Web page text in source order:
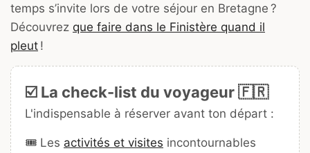
temps s’invite lors de votre séjour en Bretagne ?
Découvrez que faire dans le Finistère quand il
pleut !
☑️ La check-list du voyageur 🇫🇷
L'indispensable à réserver avant ton départ :
🎟️ Les activités et visites incontournables